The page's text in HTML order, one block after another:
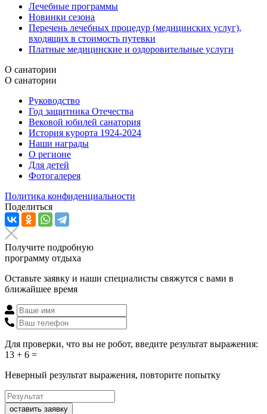
Лечебные программы
Новинки сезона
Перечень лечебных процедур (медицинских услуг),
входящих в стоимость путевки
Платные медицинские и оздоровительные услуги
О санатории
О санатории
Руководство
Год защитника Отечества
Вековой юбилей санатория
История курорта 1924-2024
Наши награды
О регионе
Для детей
Фотогалерея
Политика конфиденциальности
Поделиться
Получите подробную
программу отдыха
Оставьте заявку и наши специалисты свяжутся с вами в
ближайшее время
Для проверки, что вы не робот, введите результат выражения:
13 + 6 =
Неверный результат выражения, повторите попытку
оставить заявку